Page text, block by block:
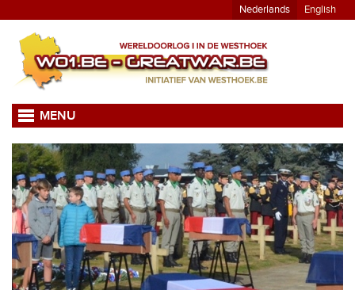
Nederlands English
MENU